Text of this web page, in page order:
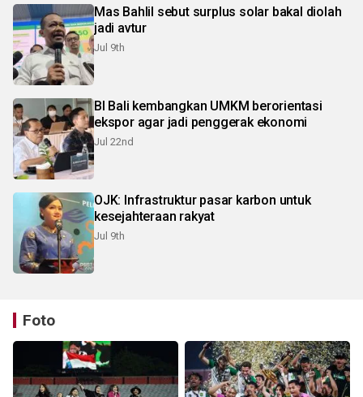
Mas Bahlil sebut surplus solar bakal diolah
jadi avtur
Jul 9th
BI Bali kembangkan UMKM berorientasi
ekspor agar jadi penggerak ekonomi
Jul 22nd
OJK: Infrastruktur pasar karbon untuk
kesejahteraan rakyat
Jul 9th
Foto